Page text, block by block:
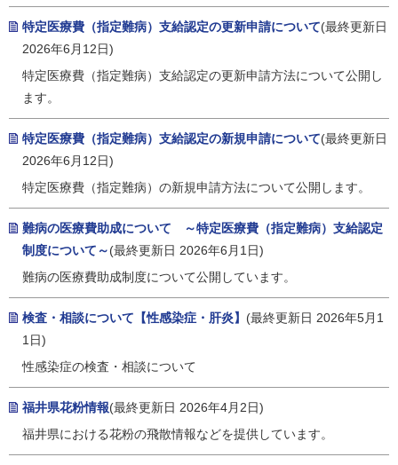
特定医療費（指定難病）支給認定の更新申請について(最終更新日
2026年6月12日)
特定医療費（指定難病）支給認定の更新申請方法について公開し
ます。
特定医療費（指定難病）支給認定の新規申請について(最終更新日
2026年6月12日)
特定医療費（指定難病）の新規申請方法について公開します。
難病の医療費助成について ～特定医療費（指定難病）支給認定
制度について～(最終更新日 2026年6月1日)
難病の医療費助成制度について公開しています。
検査・相談について【性感染症・肝炎】 (最終更新日 2026年5月1
1日)
性感染症の検査・相談について
福井県花粉情報(最終更新日 2026年4月2日)
福井県における花粉の飛散情報などを提供しています。